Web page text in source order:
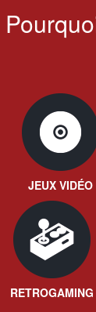
JEUX VIDÉO
RETROGAMING